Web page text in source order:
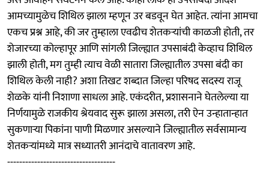
आमच्यामुळेच शिथिल झाला म्हणून उर बडवून घेत आहेत. त्यांना आमचा
एकच प्रश्न आहे, की जर तुम्हाला एवढीच शेतकऱ्यांची काळजी होती, तर
शेजारच्या कोल्हापूर आणि सांगली जिल्ह्यात उपसाबंदी केव्हाच शिथिल
झाली होती, मग तुम्ही त्याच वेळी सातारा जिल्ह्यातील उपसा बंदी का
शिथिल केली नाही? अशा तिखट शब्दात जिल्हा परिषद सदस्य राजू
शेळके यांनी निशाणा साधला आहे. एकंदरीत, प्रशासनाने घेतलेल्या या
निर्णयामुळे राजकीय श्रेयवाद सुरू झाला असला, तरी ऐन उन्हातान्हात
सुकणाऱ्या पिकांना पाणी मिळणार असल्याने जिल्ह्यातील सर्वसामान्य
शेतकऱ्यांमध्ये मात्र सध्यातरी आनंदाचे वातावरण आहे.
------------------------------------